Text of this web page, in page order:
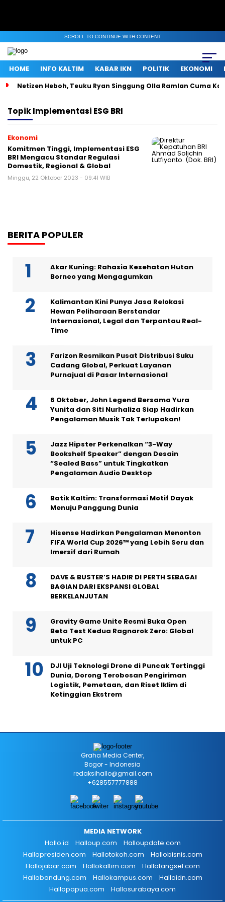
SCROLL TO CONTINUE WITH CONTENT
HOME INFO KALTIM KABAR IKN POLITIK EKONOMI
Netizen Heboh, Teuku Ryan Singgung Olla Ramlan Cuma
TopikImplementasi ESG BRI
Ekonomi
Komitmen Tinggi, Implementasi ESG
BRI Mengacu Standar Regulasi
Domestik, Regional & Global
Minggu, 22 Oktober 2023 - 09:41 WIB
BERITA POPULER
Akar Kuning: Rahasia Kesehatan Hutan
Borneo yang Mengagumkan
Kalimantan Kini Punya Jasa Relokasi
Hewan Peliharaan Berstandar
Internasional, Legal dan Terpantau Real-
Time
Farizon Resmikan Pusat Distribusi Suku
Cadang Global, Perkuat Layanan
Purnajual di Pasar Internasional
6 Oktober, John Legend Bersama Yura
Yunita dan Siti Nurhaliza Siap Hadirkan
Pengalaman Musik Tak Terlupakan!
Jazz Hipster Perkenalkan “3-Way
Bookshelf Speaker” dengan Desain
“Sealed Bass” untuk Tingkatkan
Pengalaman Audio Desktop
Batik Kaltim: Transformasi Motif Dayak
Menuju Panggung Dunia
Hisense Hadirkan Pengalaman Menonton
FIFA World Cup 2026™ yang Lebih Seru dan
Imersif dari Rumah
DAVE & BUSTER’S HADIR DI PERTH SEBAGAI
BAGIAN DARI EKSPANSI GLOBAL
BERKELANJUTAN
Gravity Game Unite Resmi Buka Open
Beta Test Kedua Ragnarok Zero: Global
untuk PC
DJI Uji Teknologi Drone di Puncak Tertinggi
Dunia, Dorong Terobosan Pengiriman
Logistik, Pemetaan, dan Riset Iklim di
Ketinggian Ekstrem
Graha Media Center,
Bogor - Indonesia
redaksihallo@gmail.com
+628557777888
MEDIA NETWORK
Hallo.id
Halloup.com
Halloupdate.com
Hallopresiden.com
Hallotokoh.com
Hallobisnis.com
Hallojabar.com
Hallokaltim.com
Hallotangsel.com
Hallobandung.com
Hallokampus.com
Halloidn.com
Hallopapua.com
Hallosurabaya.com